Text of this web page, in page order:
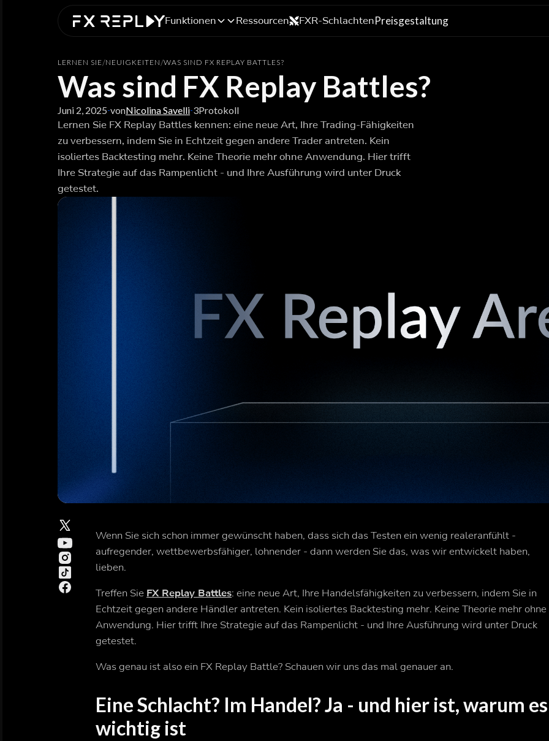
Funktionen Ressourcen FXR-SchlachtenPreisgestaltung
LERNEN SIE/NEUIGKEITEN/WAS SIND FX REPLAY BATTLES?
Was sind FX Replay Battles?
Juni 2, 2025-vonNicolina Savelli-3Protokoll
Lernen Sie FX Replay Battles kennen: eine neue Art, Ihre Trading-Fähigkeiten
zu verbessern, indem Sie in Echtzeit gegen andere Trader antreten. Kein
isoliertes Backtesting mehr. Keine Theorie mehr ohne Anwendung. Hier trifft
Ihre Strategie auf das Rampenlicht - und Ihre Ausführung wird unter Druck
getestet.
Wenn Sie sich schon immer gewünscht haben, dass sich das Testen ein wenig realeranfühlt -
aufregender, wettbewerbsfähiger, lohnender - dann werden Sie das, was wir entwickelt haben,
lieben.
Treffen Sie FX Replay Battles: eine neue Art, Ihre Handelsfähigkeiten zu verbessern, indem Sie in
Echtzeit gegen andere Händler antreten. Kein isoliertes Backtesting mehr. Keine Theorie mehr ohne
Anwendung. Hier trifft Ihre Strategie auf das Rampenlicht - und Ihre Ausführung wird unter Druck
getestet.
Was genau ist also ein FX Replay Battle? Schauen wir uns das mal genauer an.
Eine Schlacht? Im Handel? Ja - und hier ist, warum es
wichtig ist